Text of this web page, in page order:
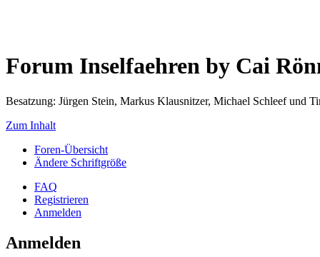
Forum Inselfaehren by Cai
Besatzung: Jürgen Stein, Markus Klausnitzer, Michael Schleef und
Zum Inhalt
Foren-Übersicht
Ändere Schriftgröße
FAQ
Registrieren
Anmelden
Anmelden